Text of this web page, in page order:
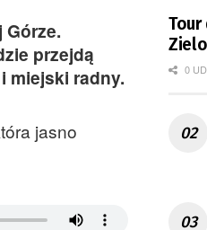
przejdą
miejski radny.
jasno
Tour
0